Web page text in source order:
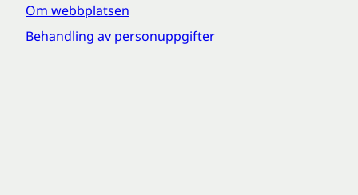
Om webbplatsen
Behandling av personuppgifter